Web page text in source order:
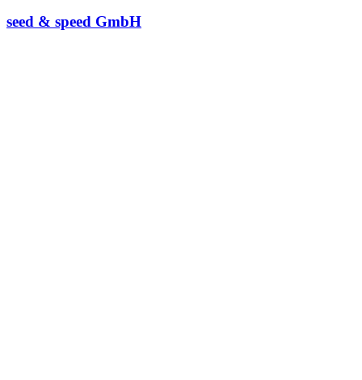
seed & speed GmbH